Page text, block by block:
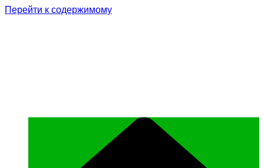
Перейти к содержимому